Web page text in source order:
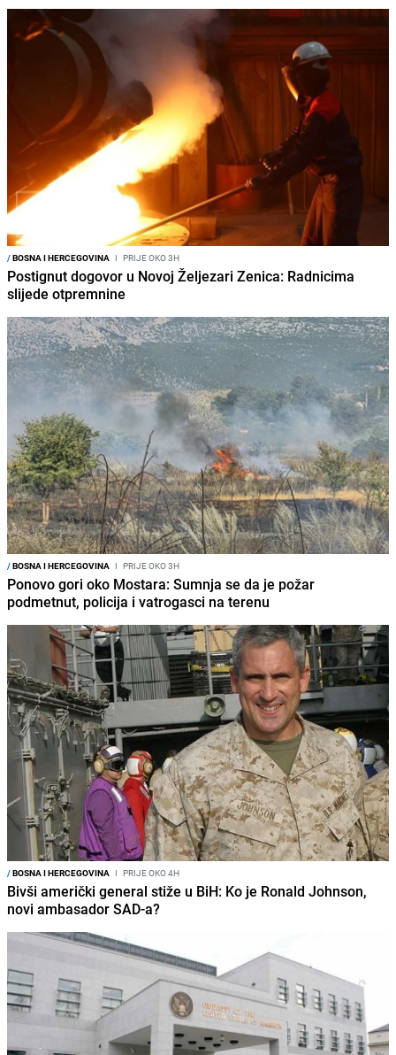
/BOSNA I HERCEGOVINA I PRIJE OKO 3H
Postignut dogovor u Novoj Željezari Zenica: Radnicima
slijede otpremnine
/BOSNA I HERCEGOVINA I PRIJE OKO 3H
Ponovo gori oko Mostara: Sumnja se da je požar
podmetnut, policija i vatrogasci na terenu
/BOSNA I HERCEGOVINA I PRIJE OKO 4H
Bivši američki general stiže u BiH: Ko je Ronald Johnson,
novi ambasador SAD-a?